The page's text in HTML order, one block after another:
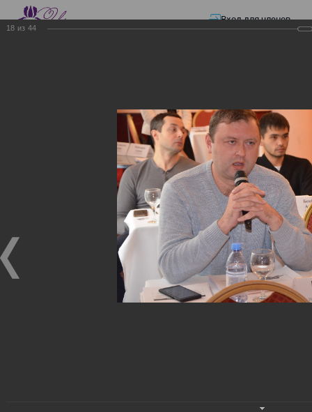
Вход для членов
Презентации—ЭЛЕКТРОННЫЕ СЧЕТА-ФАКТУРЫ.
ЭЛЕКТРОННЫЕ СЧЕТА-
ФАКТУРЫ. ВИРТУАЛЬНЫЙ
ЭЛЕКТРОННЫЕ СЧЕТА-ФАКТУРЫ. ВИРТУАЛЬНЫЙ
СКЛАД.
Семинар с КГД и разработчиками
18 из 44